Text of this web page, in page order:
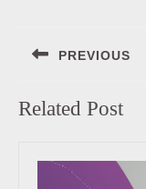
pos
PREVIOUS
post:
Related Post